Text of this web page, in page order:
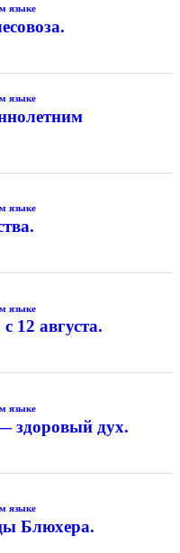
языке
языке
языке
языке
12 августа.
языке
здоровый дух.
языке
Блюхера.